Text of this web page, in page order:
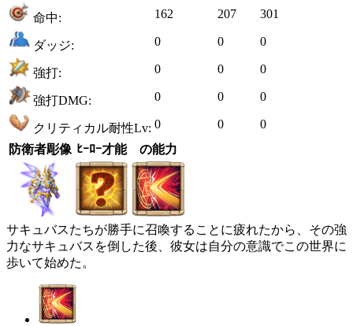
命中: 162 207 301
ダッジ: 0 0 0
強打: 0 0 0
強打DMG: 0 0 0
クリティカル耐性Lv: 0 0
0
防衛者彫像 ﾋｰﾛｰ才能 の能力
サキュバスたちが勝手に召喚することに疲れたから、その強
力なサキュバスを倒した後、彼女は自分の意識でこの世界に
歩いて始めた。